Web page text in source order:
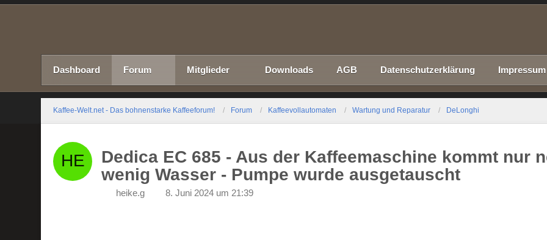
Dashboard Forum Mitglieder Downloads AGB Datenschutzerklärung Impressum
Kaffee-Welt.net - Das bohnenstarke Kaffeeforum! Forum Kaffeevollautomaten Wartung und Reparatur DeLonghi
Dedica EC 685 - Aus der Kaffeemaschine kommt nur
wenig Wasser - Pumpe wurde ausgetauscht
heike.g 8. Juni 2024 um 21:39